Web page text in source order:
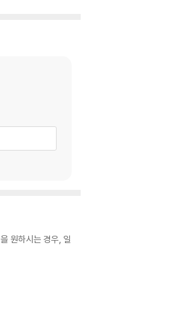
원하시는 경우, 일